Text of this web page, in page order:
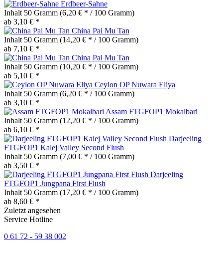
Erdbeer-Sahne
Inhalt 50 Gramm (6,20 € * / 100 Gramm)
ab 3,10 € *
China Pai Mu Tan
Inhalt 50 Gramm (14,20 € * / 100 Gramm)
ab 7,10 € *
China Pai Mu Tan
Inhalt 50 Gramm (10,20 € * / 100 Gramm)
ab 5,10 € *
Ceylon OP Nuwara Eliya
Inhalt 50 Gramm (6,20 € * / 100 Gramm)
ab 3,10 € *
Assam FTGFOP1 Mokalbari
Inhalt 50 Gramm (12,20 € * / 100 Gramm)
ab 6,10 € *
Darjeeling
FTGFOP1 Kalej Valley Second Flush
Inhalt 50 Gramm (7,00 € * / 100 Gramm)
ab 3,50 € *
Darjeeling
FTGFOP1 Jungpana First Flush
Inhalt 50 Gramm (17,20 € * / 100 Gramm)
ab 8,60 € *
Zuletzt angesehen
Service Hotline
0 61 72 - 59 38 002